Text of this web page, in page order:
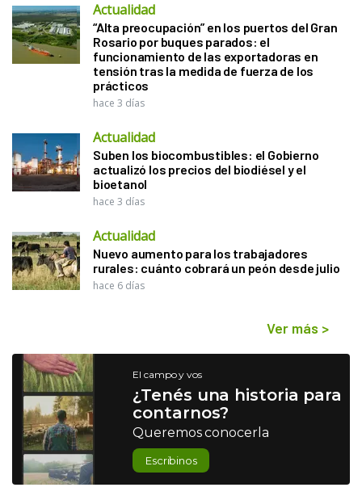
Actualidad
“Alta preocupación” en los puertos del Gran
Rosario por buques parados: el
funcionamiento de las exportadoras en
tensión tras la medida de fuerza de los
prácticos
hace 3 días
Actualidad
Suben los biocombustibles: el Gobierno
actualizó los precios del biodiésel y el
bioetanol
hace 3 días
Actualidad
Nuevo aumento para los trabajadores
rurales: cuánto cobrará un peón desde julio
hace 6 días
Ver más >
El campo y vos
¿Tenés una historia para
contarnos?
Queremos conocerla
Escribinos